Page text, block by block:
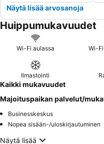
Näytä lisää arvosanoja
Huippumukavuudet
Wi-Fi aulassa Wi-
Ilmastointi
Kaikki mukavuudet
Majoituspaikan palvelut/
Businesskeskus
Nopea sisään-/uloskirjautuminen
Näytä lisää